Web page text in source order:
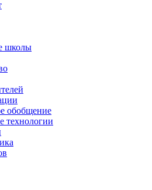
школы
обобщение
технологии